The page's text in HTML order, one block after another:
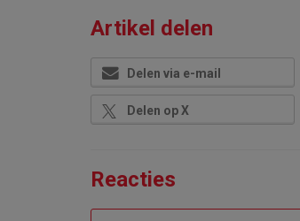
Artikel delen
Delen via e-mail
Delen op X
Reacties